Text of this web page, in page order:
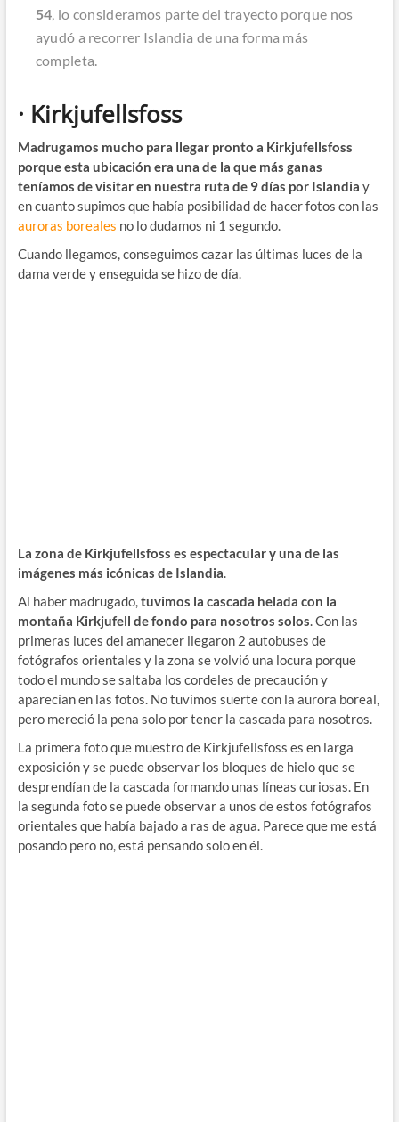
54 , lo consideramos parte del trayecto porque nos
ayudó a recorrer Islandia de una forma más
completa.
· Kirkjufellsfoss
Madrugamos mucho para llegar pronto a Kirkjufellsfoss
porque esta ubicación era una de la que más ganas
teníamos de visitar en nuestra ruta de 9 días por Islandia y
en cuanto supimos que había posibilidad de hacer fotos con las
auroras boreales no lo dudamos ni 1 segundo.
Cuando llegamos, conseguimos cazar las últimas luces de la
dama verde y enseguida se hizo de día.
La zona de Kirkjufellsfoss es espectacular y una de las
imágenes más icónicas de Islandia.
Al haber madrugado,tuvimos la cascada helada con la
montaña Kirkjufell de fondo para nosotros solos. Con las
primeras luces del amanecer llegaron 2 autobuses de
fotógrafos orientales y la zona se volvió una locura porque
todo el mundo se saltaba los cordeles de precaución y
aparecían en las fotos. No tuvimos suerte con la aurora boreal,
pero mereció la pena solo por tener la cascada para nosotros.
La primera foto que muestro de Kirkjufellsfoss es en larga
exposición y se puede observar los bloques de hielo que se
desprendían de la cascada formando unas líneas curiosas. En
la segunda foto se puede observar a unos de estos fotógrafos
orientales que había bajado a ras de agua. Parece que me está
posando pero no, está pensando solo en él.